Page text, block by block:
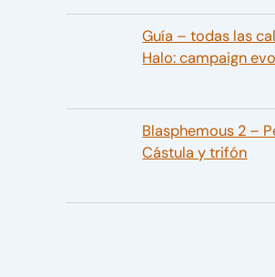
Guía – todas las
Halo: campaign
Blasphemous 2 –
Cástula y trifón